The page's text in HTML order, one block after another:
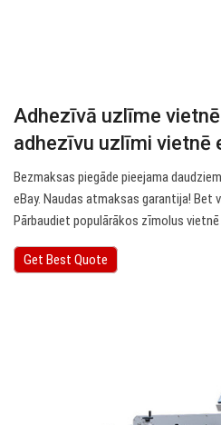
Adhezīvā uzlīme
adhezīvu uzlīmi vietnē
Bezmaksas piegāde pieejama
eBay. Naudas atmaksas garantija! Bet
Pārbaudiet populārākos zīmolus vietnē
Get Best Quote